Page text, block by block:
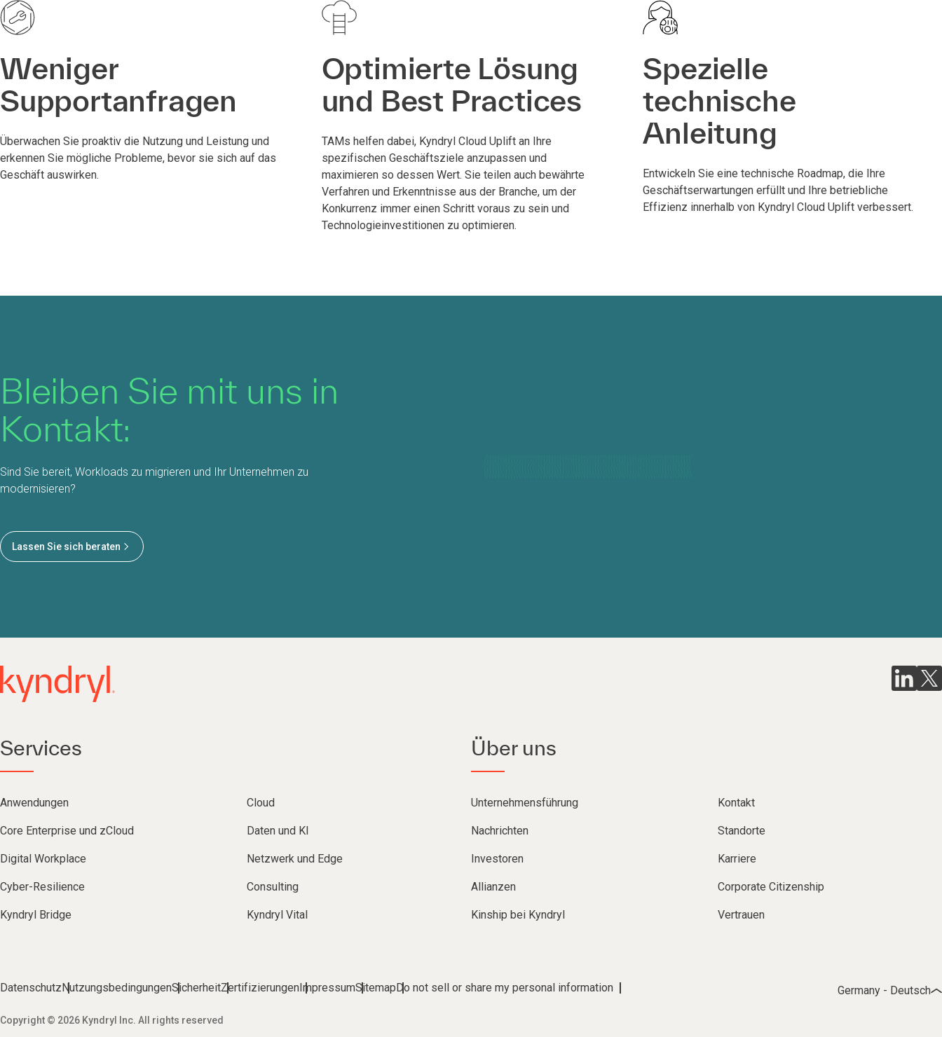
Weniger
Supportanfragen
Überwachen Sie proaktiv die Nutzung und Leistung und
erkennen Sie mögliche Probleme, bevor sie sich auf das
Geschäft auswirken.
Optimierte Lösung
und Best Practices
TAMs helfen dabei, Kyndryl Cloud Uplift an Ihre
spezifischen Geschäftsziele anzupassen und
maximieren so dessen Wert. Sie teilen auch bewährte
Verfahren und Erkenntnisse aus der Branche, um der
Konkurrenz immer einen Schritt voraus zu sein und
Technologieinvestitionen zu optimieren.
Spezielle
technische
Anleitung
Entwickeln Sie eine technische Roadmap, die Ihre
Geschäftserwartungen erfüllt und Ihre betriebliche
Effizienz innerhalb von Kyndryl Cloud Uplift verbessert.
Bleiben Sie mit uns in
Kontakt:
Sind Sie bereit, Workloads zu migrieren und Ihr Unternehmen zu
modernisieren?
Lassen Sie sich beraten
Services
Anwendungen Cloud
Core Enterprise und zCloud Daten und KI
Digital Workplace Netzwerk und Edge
Cyber-Resilience Consulting
Kyndryl Bridge Kyndryl Vital
Über uns
Unternehmensführung Kontakt
Nachrichten Standorte
Investoren Karriere
Allianzen Corporate Citizenship
Kinship bei Kyndryl Vertrauen
DatenschutzNutzungsbedingungenSicherheitZertifizierungenImpressumSitemapDo not sell or share my personal information
Copyright © 2026 Kyndryl Inc. All rights reserved
Germany - Deutsch